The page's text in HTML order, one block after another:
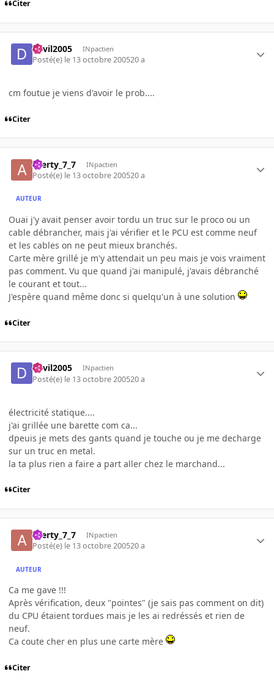
Citer
devil2005 INpactien
Posté(e) le 13 octobre 200520 a
cm foutue je viens d'avoir le prob....
Citer
azerty_7_7 INpactien
Posté(e) le 13 octobre 200520 a
AUTEUR
Ouai j'y avait penser avoir tordu un truc sur le proco ou un
cable débrancher, mais j'ai vérifier et le PCU est comme neuf
et les cables on ne peut mieux branchés.
Carte mère grillé je m'y attendait un peu mais je vois vraiment
pas comment. Vu que quand j'ai manipulé, j'avais débranché
le courant et tout...
J'espère quand même donc si quelqu'un à une solution
Citer
devil2005 INpactien
Posté(e) le 13 octobre 200520 a
électricité statique....
j'ai grillée une barette com ca...
dpeuis je mets des gants quand je touche ou je me decharge
sur un truc en metal.
la ta plus rien a faire a part aller chez le marchand...
Citer
azerty_7_7 INpactien
Posté(e) le 13 octobre 200520 a
AUTEUR
Ca me gave !!!
Après vérification, deux "pointes" (je sais pas comment on dit)
du CPU étaient tordues mais je les ai redréssés et rien de
neuf.
Ca coute cher en plus une carte mère
Citer